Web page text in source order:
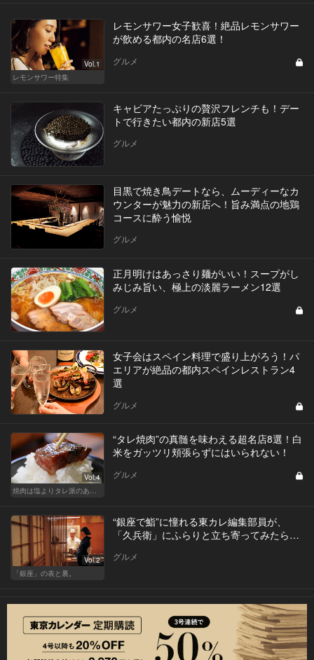
Vol.1
レモンサワー特集
レモンサワー女子歓喜！絶品レモンサワー
が飲める都内の名店6選！
グルメ
キャビアたっぷりの贅沢フレンチも！デー
トで行きたい都内の新店5選
グルメ
目黒で焼き鳥デートなら、ムーディーなカ
ウンターが魅力の新店へ！旨み満点の地鶏
コースに酔う愉悦
グルメ
正月明けはあっさり麺がいい！スープがし
みじみ旨い、極上の淡麗ラーメン12選
グルメ
女子会はスペイン料理で盛り上がろう！パ
エリアが絶品の都内スペインレストラン4
選
グルメ
Vol.4
“タレ焼肉”の真髄を味わえる超名店8選！白
米をガッツリ頬張らずにはいられない！
グルメ
Vol.2
「銀座」の表と裏。
“銀座で鮨”に憧れる東カレ編集部員が、
「久兵衛」にふらりと立ち寄ってみたら…
グルメ